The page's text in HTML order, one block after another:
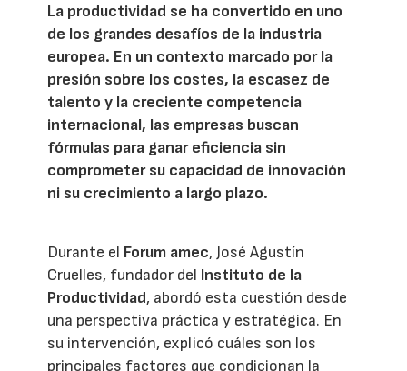
La productividad se ha convertido en uno
de los grandes desafíos de la industria
europea. En un contexto marcado por la
presión sobre los costes, la escasez de
talento y la creciente competencia
internacional, las empresas buscan
fórmulas para ganar eficiencia sin
comprometer su capacidad de innovación
ni su crecimiento a largo plazo.
Durante el Forum amec, José Agustín
Cruelles, fundador del Instituto de la
Productividad, abordó esta cuestión desde
una perspectiva práctica y estratégica. En
su intervención, explicó cuáles son los
principales factores que condicionan la